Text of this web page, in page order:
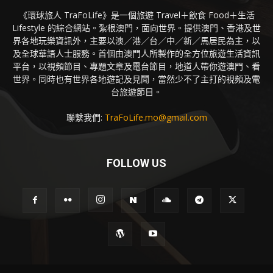
《環球旅人 TraFoLife》是一個旅遊 Travel＋飲食 Food＋生活
Lifestyle 的綜合網站。紮根澳門，面向世界。提供澳門、香港及世
界各地玩樂資訊外，主要以澳／港／台／中／新／馬居民為主，以
及全球華語人士服務。首個由澳門人所製作的全方位旅遊生活資訊
平台，以視頻節目、專題文章及電台節目，地道人帶你遊澳門、看
世界。同時也有世界各地遊記及見聞，當然少不了主打的視頻及電
台旅遊節目。
聯繫我們: TraFoLife.mo@gmail.com
FOLLOW US